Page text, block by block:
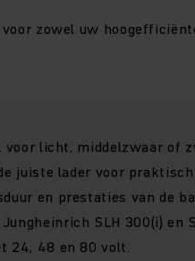
zowel uw
licht, middelzwaar of
juiste lader voor
en prestaties van de
SLH 300(i) en
24, 48 en 80 volt.